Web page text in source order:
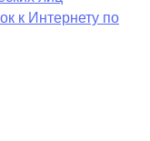
к Интернету по